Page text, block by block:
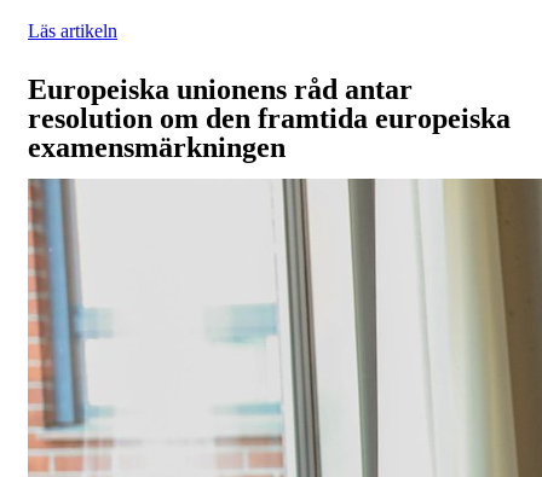
Läs artikeln
Europeiska unionens råd antar
resolution om den framtida europeiska
examensmärkningen